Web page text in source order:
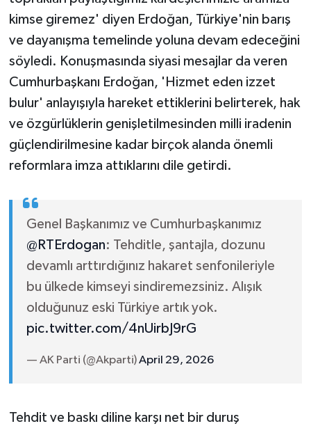
kimse giremez' diyen Erdoğan, Türkiye'nin barış
ve dayanışma temelinde yoluna devam edeceğini
söyledi. Konuşmasında siyasi mesajlar da veren
Cumhurbaşkanı Erdoğan, 'Hizmet eden izzet
bulur' anlayışıyla hareket ettiklerini belirterek, hak
ve özgürlüklerin genişletilmesinden milli iradenin
güçlendirilmesine kadar birçok alanda önemli
reformlara imza attıklarını dile getirdi.
Genel Başkanımız ve Cumhurbaşkanımız
@RTErdogan: Tehditle, şantajla, dozunu
devamlı arttırdığınız hakaret senfonileriyle
bu ülkede kimseyi sindiremezsiniz. Alışık
olduğunuz eski Türkiye artık yok.
pic.twitter.com/4nUirbJ9rG
— AK Parti (@Akparti)April 29, 2026
Tehdit ve baskı diline karşı net bir duruş